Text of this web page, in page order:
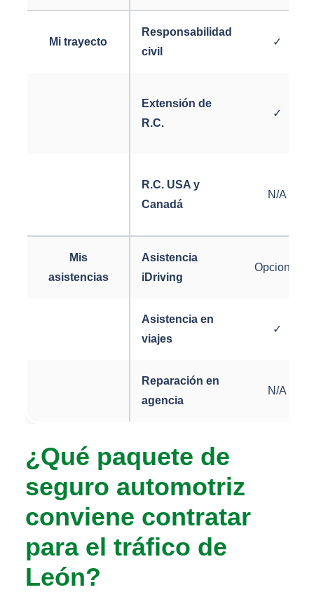
Mi trayecto
Responsabilidad
civil
✓
Extensión de
R.C.
✓
R.C. USA y
Canadá
N/A
Mis
asistencias
Asistencia
iDriving
Opcional
Asistencia en
viajes
✓
Reparación en
agencia
N/A
¿Qué paquete de
seguro automotriz
conviene contratar
para el tráfico de
León?